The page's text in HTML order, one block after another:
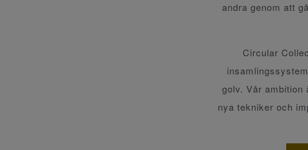
andra genom att
Circular
golv. Vår ambition
nya tekniker och